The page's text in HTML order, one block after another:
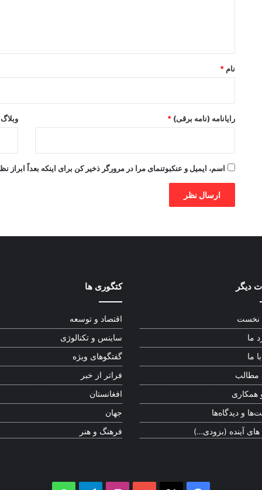
نام *
رایانامه (نامه برقی) * وبلاگ
اسم، ایمیل و عنکبوتنمای مرا در مرورگر ذخیر کن برای اینکه بعداً ابراز
دیگر
نخست
ما
ما
مطالب
همکاری
و دیدگاه‌ها
های آینده (بزودی…)
کتگوری ها
اقتصاد و توسعه
ساینس و تکنالوژی
گفتگوهای ویژه
فراتر از خبر
افغانستان
جهان
فرهنگ و هنر